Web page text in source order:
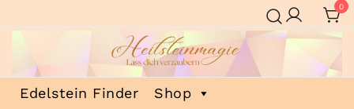
Inhalt
0
Heilsteinmagie
Lass dich verzaubern
Edelstein Finder
Shop